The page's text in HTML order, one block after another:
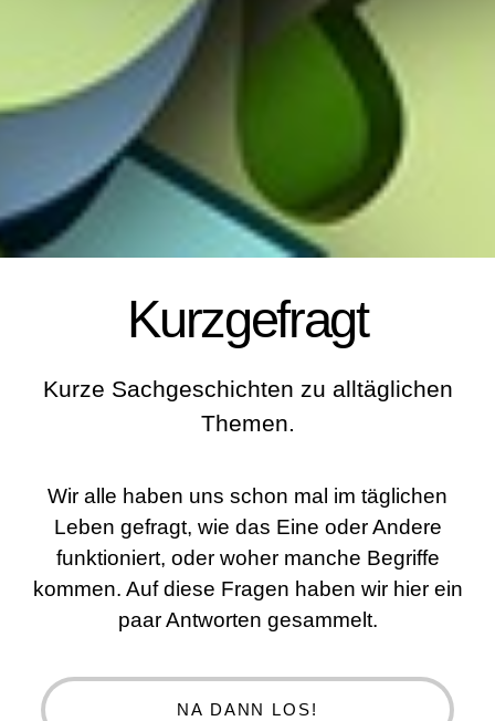
Kurzgefragt
Kurze Sachgeschichten zu alltäglichen
Themen.
Wir alle haben uns schon mal im täglichen
Leben gefragt, wie das Eine oder Andere
funktioniert, oder woher manche Begriffe
kommen. Auf diese Fragen haben wir hier ein
paar Antworten gesammelt.
NA DANN LOS!